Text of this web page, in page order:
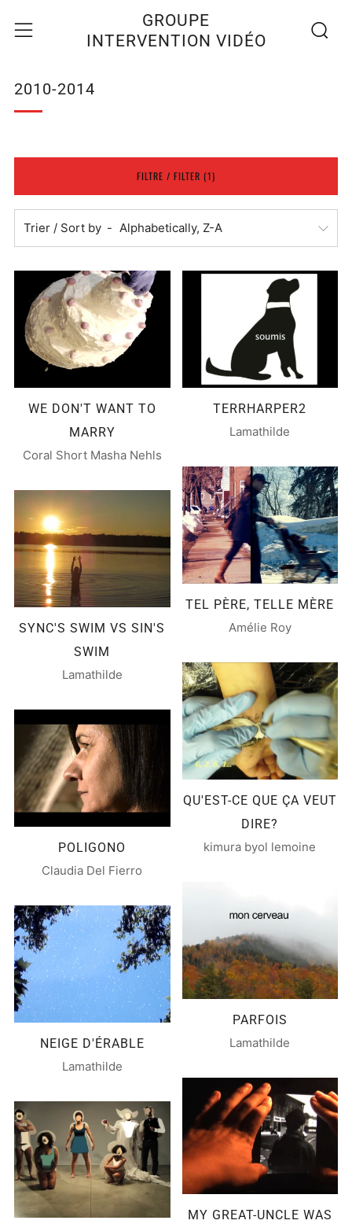
GROUPE
INTERVENTION VIDÉO
Menu
2010-2014
FILTRE / FILTER (1)
Trier / Sort by
WE DON'T WANT TO
MARRY
Coral Short Masha Nehls
TERRHARPER2
Lamathilde
TEL PÈRE, TELLE MÈRE
Amélie Roy
SYNC'S SWIM VS SIN'S
SWIM
Lamathilde
QU'EST-CE QUE ÇA VEUT
DIRE?
kimura byol lemoine
POLIGONO
Claudia Del Fierro
PARFOIS
Lamathilde
NEIGE D'ÉRABLE
Lamathilde
MY GREAT-UNCLE WAS